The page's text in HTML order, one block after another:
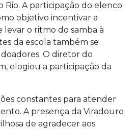
Rio. A participação do elenco
objetivo incentivar a
levar o ritmo do samba à
da escola também se
O diretor do
elogiou a participação da
constantes para atender
A presença da Viradouro
de agradecer aos